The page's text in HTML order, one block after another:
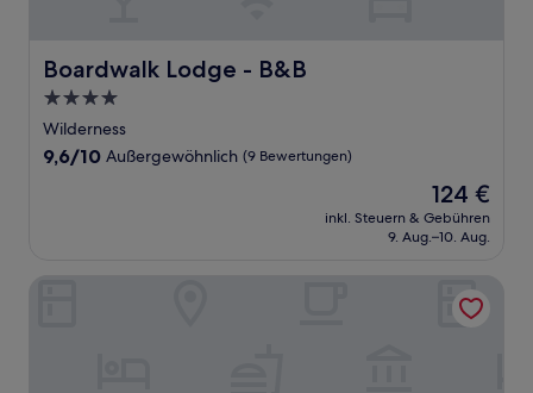
Boardwalk Lodge - B&B
Boardwalk Lodge - B&B
4.0-
Sterne-
Unterkunft
Wilderness
9.6
9,6/10 Außergewöhnlich (9 Bewertungen)
Der
Preis
beträgt
124 €
inkl. Steuern & Gebühren
9. Aug.–10. Aug.